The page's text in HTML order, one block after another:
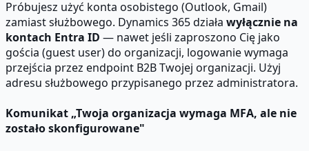
Próbujesz użyć konta osobistego (Outlook, Gmail)
zamiast służbowego. Dynamics 365 działa wyłącznie na
kontach Entra ID — nawet jeśli zaproszono Cię jako
gościa (guest user) do organizacji, logowanie wymaga
przejścia przez endpoint B2B Twojej organizacji. Użyj
adresu służbowego przypisanego przez administratora.
Komunikat „Twoja organizacja wymaga MFA, ale nie
zostało skonfigurowane"